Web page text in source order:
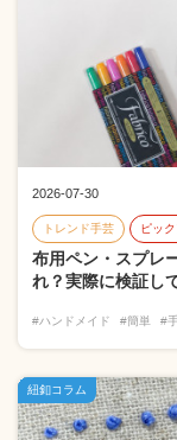
2026-07-30
トレンド手芸 ピッ
布用ペン・スプレ
れ？実際に検証し
#ハンドメイド #簡単 #
紐釦コラム